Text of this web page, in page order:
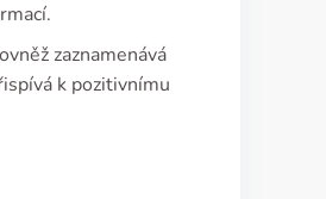
zaznamenává
k pozitivnímu